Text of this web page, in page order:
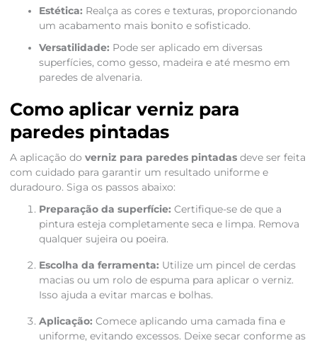
Estética: Realça as cores e texturas, proporcionando
um acabamento mais bonito e sofisticado.
Versatilidade: Pode ser aplicado em diversas
superfícies, como gesso, madeira e até mesmo em
paredes de alvenaria.
Como aplicar verniz para
paredes pintadas
A aplicação do verniz para paredes pintadasdeve ser feita
com cuidado para garantir um resultado uniforme e
duradouro. Siga os passos abaixo:
Preparação da superfície: Certifique-se de que a
pintura esteja completamente seca e limpa. Remova
qualquer sujeira ou poeira.
Escolha da ferramenta: Utilize um pincel de cerdas
macias ou um rolo de espuma para aplicar o verniz.
Isso ajuda a evitar marcas e bolhas.
Aplicação: Comece aplicando uma camada fina e
uniforme, evitando excessos. Deixe secar conforme as